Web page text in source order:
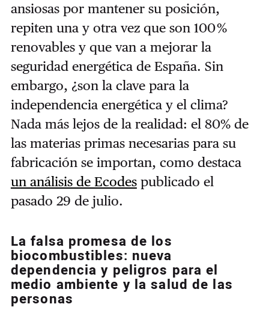
ansiosas por mantener su posición,
repiten una y otra vez que son 100 %
renovables y que van a mejorar la
seguridad energética de España. Sin
embargo, ¿son la clave para la
independencia energética y el clima?
Nada más lejos de la realidad: el 80% de
las materias primas necesarias para su
fabricación se importan, como destaca
un análisis de Ecodespublicado el
pasado 29 de julio.
La falsa promesa de los
biocombustibles: nueva
dependencia y peligros para el
medio ambiente y la salud de las
personas